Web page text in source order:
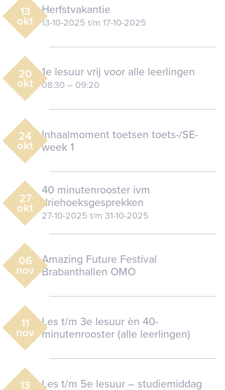
13
okt
Herfstvakantie
13-10-2025 t/m 17-10-2025
20
okt
1e lesuur vrij voor alle leerlingen
08:30 – 09:20
24
okt
Inhaalmoment toetsen toets-/SE-
week 1
27
okt
40 minutenrooster ivm
driehoeksgesprekken
27-10-2025 t/m 31-10-2025
06
nov
Amazing Future Festival
Brabanthallen OMO
11
nov
Les t/m 3e lesuur èn 40-
minutenrooster (alle leerlingen)
13
Les t/m 5e lesuur – studiemiddag